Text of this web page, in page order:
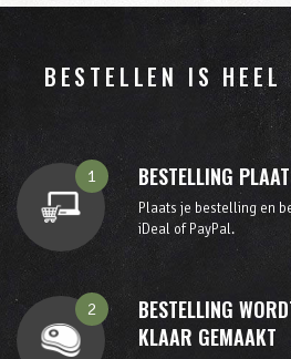
BESTELLEN IS HEEL
1 BESTELLING
Plaats je bestelling en
iDeal of PayPal.
2
BESTELLING
KLAAR GEMAAKT